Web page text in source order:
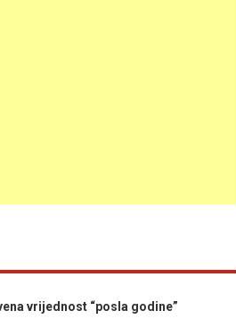
vrijednost “posla godine”